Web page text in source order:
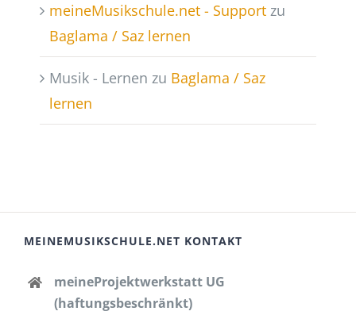
meineMusikschule.net - Support zu
Baglama / Saz lernen
Musik - Lernen zu Baglama / Saz
lernen
MEINEMUSIKSCHULE.NET KONTAKT
meineProjektwerkstatt UG
(haftungsbeschränkt)